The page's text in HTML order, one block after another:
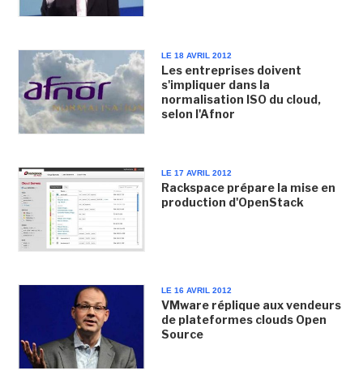
LE 18 AVRIL 2012
Les entreprises doivent
s'impliquer dans la
normalisation ISO du cloud,
selon l'Afnor
LE 17 AVRIL 2012
Rackspace prépare la mise en
production d'OpenStack
LE 16 AVRIL 2012
VMware réplique aux vendeurs
de plateformes clouds Open
Source